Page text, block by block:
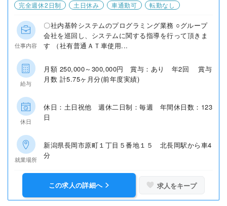
完全週休2日制
土日休み 車通勤可 転勤なし
仕事内容
〇社内基幹システムのプログラミング業務 ○グループ
会社を巡回し、システムに関する指導を行って頂きま
す （社有普通ＡＴ車使用...
給与
月額 250,000～300,000円 賞与：あり 年2回 賞与
月数 計5.75ヶ月分(前年度実績)
休日
休日：土日祝他 週休二日制：毎週 年間休日数：123
日
就業場所
新潟県長岡市原町１丁目５番地１５ 北長岡駅から車4
分
この求人の詳細へ 求人をキープ